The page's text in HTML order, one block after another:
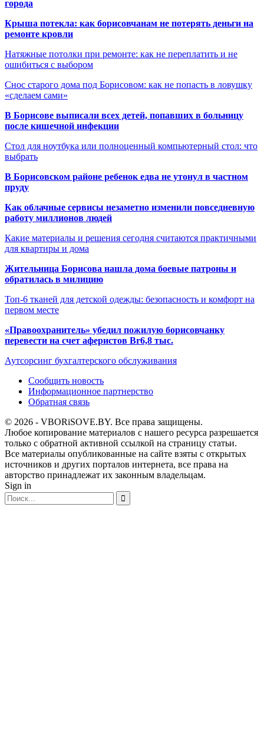
города
Крыша потекла: как борисовчанам не потерять деньги на
ремонте кровли
Натяжные потолки при ремонте: как не переплатить и не
ошибиться с выбором
Снос старого дома под Борисовом: как не попасть в ловушку
«сделаем сами»
В Борисове выписали всех детей, попавших в больницу
после кишечной инфекции
Стол для ноутбука или полноценный компьютерный стол: что
выбрать
В Борисовском районе ребенок едва не утонул в частном
пруду
Как облачные сервисы незаметно изменили повседневную
работу миллионов людей
Какие материалы и решения сегодня считаются практичными
для квартиры и дома
Жительница Борисова нашла дома боевые патроны и
обратилась в милицию
Топ-6 тканей для детской одежды: безопасность и комфорт на
первом месте
«Правоохранитель» убедил пожилую борисовчанку
перевести на счет аферистов Br6,8 тыс.
Аутсорсинг бухгалтерского обслуживания
Сообщить новость
Информационное партнерство
Обратная связь
© 2026 - VBORiSOVE.BY. Все права защищены.
Любое копирование материалов с нашего ресурса разрешается
только с обратной активной ссылкой на страницу статьи.
Все материалы опубликованные на сайте взяты с открытых
источников и других порталов интернета, все права на
авторство принадлежат их законным владельцам.
Sign in